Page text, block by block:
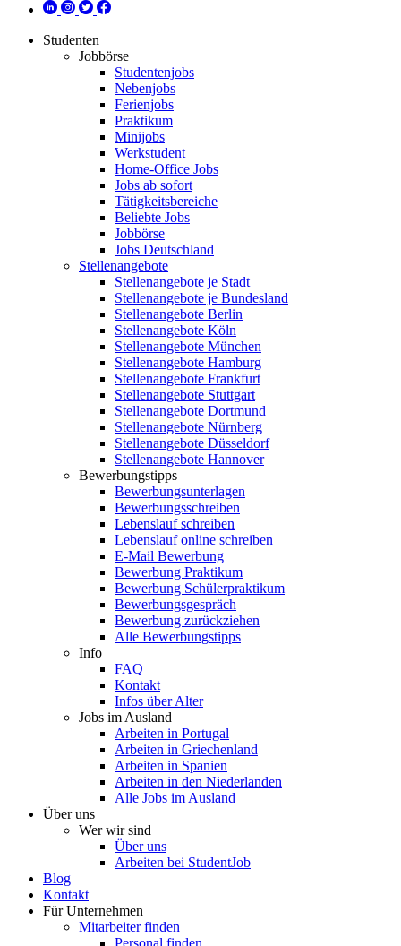
Studenten
Jobbörse
Studentenjobs
Nebenjobs
Ferienjobs
Praktikum
Minijobs
Werkstudent
Home-Office Jobs
Jobs ab sofort
Tätigkeitsbereiche
Beliebte Jobs
Jobbörse
Jobs Deutschland
Stellenangebote
Stellenangebote je Stadt
Stellenangebote je Bundesland
Stellenangebote Berlin
Stellenangebote Köln
Stellenangebote München
Stellenangebote Hamburg
Stellenangebote Frankfurt
Stellenangebote Stuttgart
Stellenangebote Dortmund
Stellenangebote Nürnberg
Stellenangebote Düsseldorf
Stellenangebote Hannover
Bewerbungstipps
Bewerbungsunterlagen
Bewerbungsschreiben
Lebenslauf schreiben
Lebenslauf online schreiben
E-Mail Bewerbung
Bewerbung Praktikum
Bewerbung Schülerpraktikum
Bewerbungsgespräch
Bewerbung zurückziehen
Alle Bewerbungstipps
Info
FAQ
Kontakt
Infos über Alter
Jobs im Ausland
Arbeiten in Portugal
Arbeiten in Griechenland
Arbeiten in Spanien
Arbeiten in den Niederlanden
Alle Jobs im Ausland
Über uns
Wer wir sind
Über uns
Arbeiten bei StudentJob
Blog
Kontakt
Für Unternehmen
Mitarbeiter finden
Personal finden